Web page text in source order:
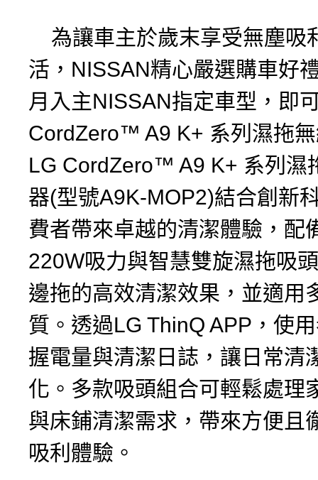
為讓車主於歲末享受無塵吸
活，NISSAN精心嚴選購車好
月入主NISSAN指定車型，即
CordZero™ A9 K+ 系列濕拖
LG CordZero™ A9 K+ 系列濕
器(型號A9K-MOP2)結合創新
費者帶來卓越的清潔體驗，配
220W吸力與智慧雙旋濕拖吸
邊拖的高效清潔效果，並適用
質。透過LG ThinQ APP，使
握電量與清潔日誌，讓日常清
化。多款吸頭組合可輕鬆處理
與床鋪清潔需求，帶來方便且
吸利體驗。